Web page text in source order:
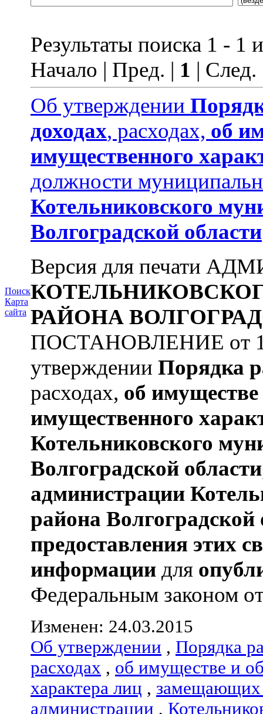
Поиск
Карта
сайта
Результаты поиска 1 - 1
Начало | Пред. | 1 |
Об утверждении
доходах, расходах, об
имущественного
должности
Котельниковского
Волгоградской области
Версия для печати
РАЙОНА
ПОСТАНОВЛЕНИЕ от
утверждении Порядка
расходах, об имуществе
имущественного
Котельниковского
Волгоградской области
администрации
района Волгоградской
предоставления этих
информации для
Федеральным законом
Изменен: 24.03.2015
Об утверждении , Порядка
расходах , об имуществе и
характера лиц , замещающих
администрации ,